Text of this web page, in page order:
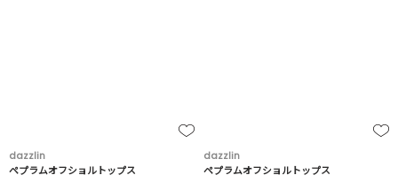
dazzlin
ペプラムオフショルトップス
dazzlin
ペプラムオフショルトップス